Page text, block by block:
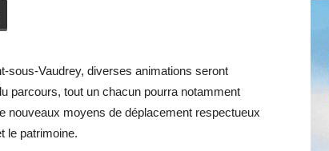
sous-Vaudrey, diverses animations seront
parcours, tout un chacun pourra notamment
nouveaux moyens de déplacement respectueux
le patrimoine.